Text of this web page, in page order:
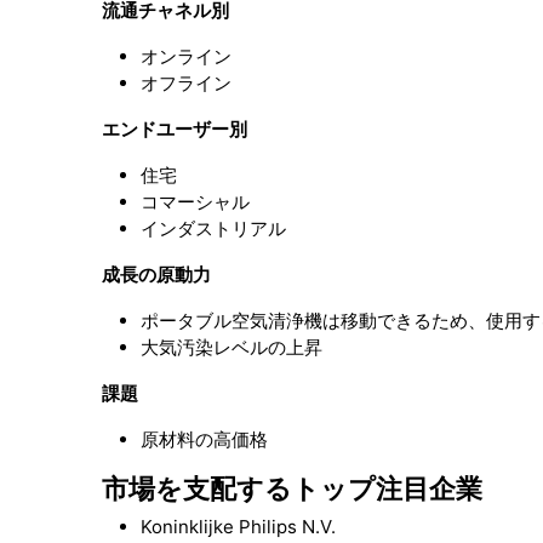
流通チャネル別
オンライン
オフライン
エンドユーザー別
住宅
コマーシャル
インダストリアル
成長の原動力
ポータブル空気清浄機は移動できるため、使用
大気汚染レベルの上昇
課題
原材料の高価格
市場を支配するトップ注目企業
Koninklijke Philips N.V.